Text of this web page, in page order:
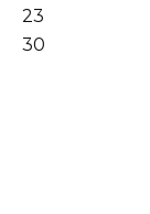
23
30